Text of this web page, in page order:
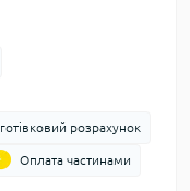
розрахунок
Оплата частинами